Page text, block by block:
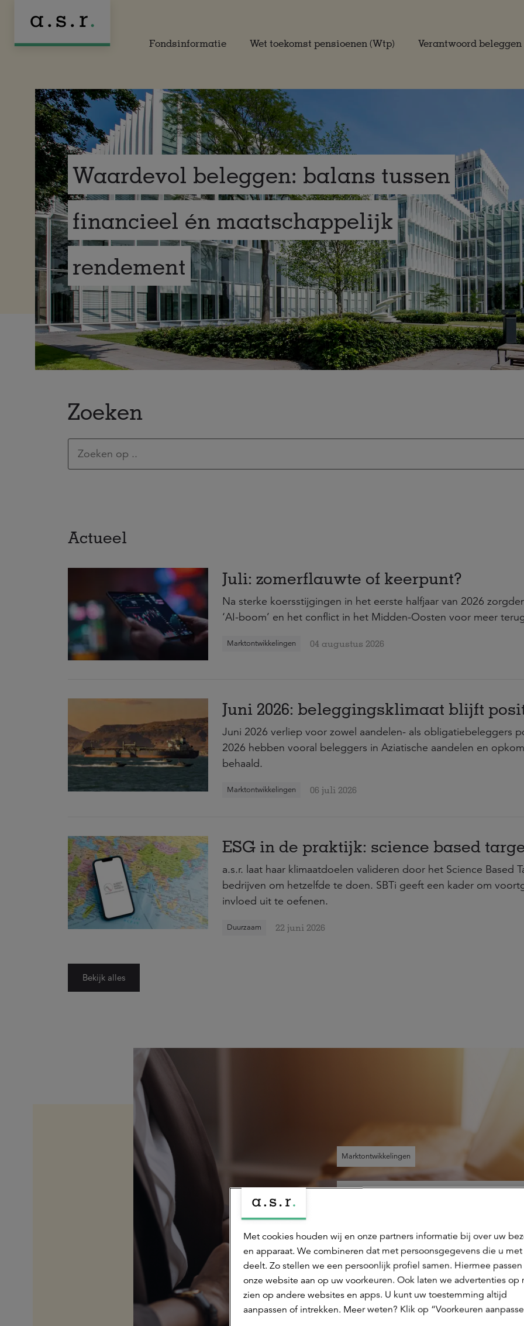
Fondsinformatie Wet toekomst pensioenen (Wtp) Verantwoord beleggen
Waardevol beleggen: balans tussen
financieel én maatschappelijk
rendement
Zoeken
Actueel
Juli: zomerflauwte of keerpunt?
Na sterke koersstijgingen in het eerste halfjaar van 2026
‘AI-boom’ en het conflict in het Midden-Oosten voor meer
Marktontwikkelingen 04 augustus 2026
Juni 2026: beleggingsklimaat blijft
Juni 2026 verliep voor zowel aandelen- als obligatiebeleggers
2026 hebben vooral beleggers in Aziatische aandelen en
behaald.
Marktontwikkelingen 06 juli 2026
ESG in de praktijk: science based
a.s.r. laat haar klimaatdoelen valideren door het Science Based
bedrijven om hetzelfde te doen. SBTi geeft een kader om
invloed uit te oefenen.
Duurzaam 22 juni 2026
Bekijk alles
Marktontwikkelingen
ontwikkelingen
wereldeconomie
financiële
nauwgezet.
Met cookies houden wij en onze partners informatie bij over uw
en apparaat. We combineren dat met persoonsgegevens die u met
deelt. Zo stellen we een persoonlijk profiel samen. Hiermee
onze website aan op uw voorkeuren. Ook laten we advertenties op
zien op andere websites en apps. U kunt uw toestemming altijd
aanpassen of intrekken. Meer weten? Klik op “Voorkeuren